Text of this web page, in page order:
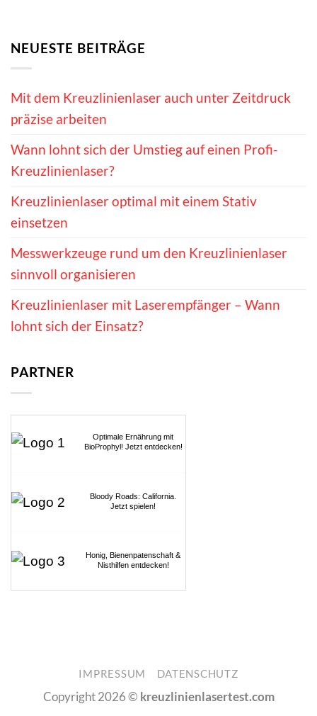
NEUESTE BEITRÄGE
Mit dem Kreuzlinienlaser auch unter Zeitdruck
präzise arbeiten
Wann lohnt sich der Umstieg auf einen Profi-
Kreuzlinienlaser?
Kreuzlinienlaser optimal mit einem Stativ
einsetzen
Messwerkzeuge rund um den Kreuzlinienlaser
sinnvoll organisieren
Kreuzlinienlaser mit Laserempfänger – Wann
lohnt sich der Einsatz?
PARTNER
Optimale Ernährung mit
BioProphyl! Jetzt entdecken!
Bloody Roads: California.
Jetzt spielen!
Honig, Bienenpatenschaft &
Nisthilfen entdecken!
IMPRESSUM DATENSCHUTZ
Copyright 2026 © kreuzlinienlasertest.com